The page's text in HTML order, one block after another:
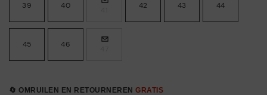
39 40 42 43 44
45 46
🔄 OMRUILEN EN RETOURNEREN GRATIS